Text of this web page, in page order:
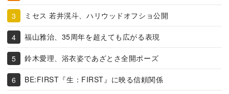
ミセス 若井滉斗、ハリウッドオフショ公開
福山雅治、35周年を超えても広がる表現
鈴木愛理、浴衣姿であざとさ全開ポーズ
BE:FIRST『生：FIRST』に映る信頼関係